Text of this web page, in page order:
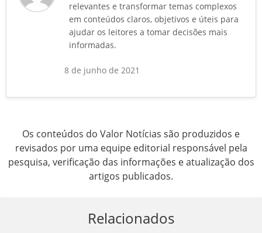
relevantes e transformar temas complexos
em conteúdos claros, objetivos e úteis para
ajudar os leitores a tomar decisões mais
informadas.
8 de junho de 2021
Os conteúdos do Valor Notícias são produzidos e
revisados por uma equipe editorial responsável pela
pesquisa, verificação das informações e atualização dos
artigos publicados.
Relacionados